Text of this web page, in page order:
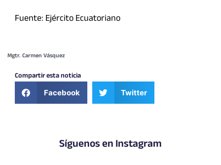
Fuente: Ejército Ecuatoriano
Mgtr. Carmen Vásquez
Compartir esta noticia
Facebook Twitter
Síguenos en Instagram